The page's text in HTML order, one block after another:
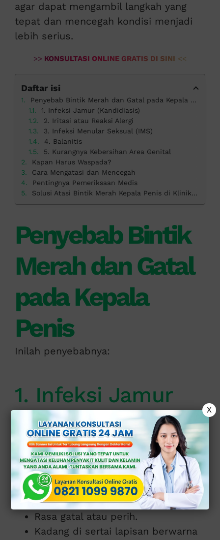
agar dapat mengambil langkah yang
tepat dan mencegah kondisi menjadi
lebih serius.
>> KONSULTASI ONLINE GRATIS DI SINI <<
Daftar isi
Penyebab Bintik Merah dan Gatal pada Kepala Penis
1. Infeksi Jamur (Kandidiasis)
2. Iritasi atau Reaksi Alergi
3. Infeksi Menular Seksual (IMS)
4. Balanitis
5. Kurangnya Kebersihan Area Genital
Kapan Harus Waspada?
Cara Mengatasi dan Mencegah
Pentingnya Pemeriksaan Medis
Solusi Atasi Bintik Merah Kepala Penis di Klinik Apollo
Penyebab Bintik
Merah dan Gatal
pada Kepala
Penis
Inilah penyebabnya:
1. Infeksi Jamur
(Kandidiasis)
Infeksi jamur merupakan salah 1
penyebab paling umum. Biasanya di
tandai dengan:
Bintik merah.
Rasa gatal atau perih.
Kadang di sertai lapisan berwarna
X